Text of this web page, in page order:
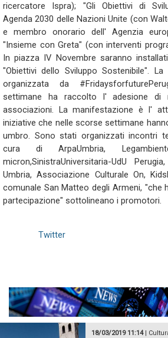
ricercatore Ispra); "Gli Obiettivi di
Agenda 2030 delle Nazioni Unite (con
e membro onorario dell' Agenzia
"Insieme con Greta" (con interventi
In piazza IV Novembre saranno
"Obiettivi dello Sviluppo Sostenibile".
organizzata da
settimane ha raccolto l' adesione di
associazioni. La manifestazione è l'
iniziative che nelle scorse settimane
umbro. Sono stati organizzati incontri
cura di ArpaUmbria,
micron,SinistraUniversitaria-UdU
Umbria, Associazione Culturale On,
comunale San Matteo degli Armeni, "che
partecipazione" sottolineano i promotori.
Twitter
18/03/2019 11:14|